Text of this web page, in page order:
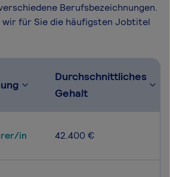
Berufsbezeichnungen.
wir für Sie die häufigsten Jobtitel
Durchschnittliches
Gehalt
in 42.400 €